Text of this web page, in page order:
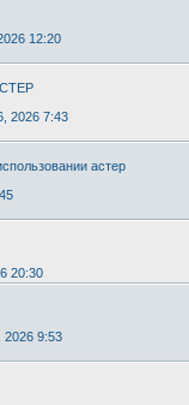
12:20
2026 7:43
астер
20:30
2026 9:53